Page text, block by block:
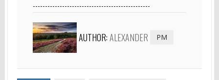
------------------------------------------------
AUTHOR:ALEXANDER PM